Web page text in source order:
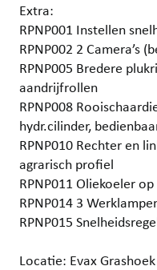
Extra:
RPNP001 Instellen
RPNP002 2 Camera’s
RPNP005 Bredere
aandrijfrollen
RPNP008
hydr.cilinder,
RPNP010 Rechter en
agrarisch profiel
RPNP011 Oliekoeler
RPNP014 3
RPNP015
Locatie: Evax